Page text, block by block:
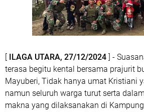
[ ILAGA UTARA, 27/12/2024 ] -
terasa begitu kental bersama prajurit
Mayuberi, Tidak hanya umat Kristiani
namun seluruh warga turut serta
makna yang dilaksanakan di